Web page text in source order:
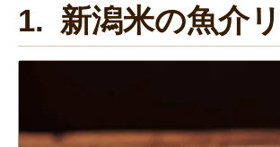
1. 新潟米の魚介